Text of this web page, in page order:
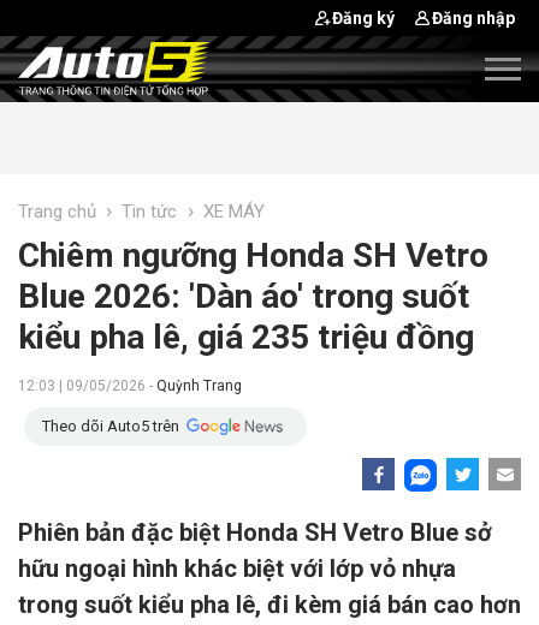
Đăng ký Đăng nhập
Trang chủ › Tin tức › XE MÁY
Chiêm ngưỡng Honda SH Vetro
Blue 2026: 'Dàn áo' trong suốt
kiểu pha lê, giá 235 triệu đồng
12:03 | 09/05/2026 - Quỳnh Trang
Theo dõi Auto5 trên
Phiên bản đặc biệt Honda SH Vetro Blue sở
hữu ngoại hình khác biệt với lớp vỏ nhựa
trong suốt kiểu pha lê, đi kèm giá bán cao hơn